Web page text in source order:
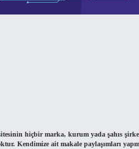
hiçbir marka, kurum yada şahıs
Kendimize ait makale paylaşımları